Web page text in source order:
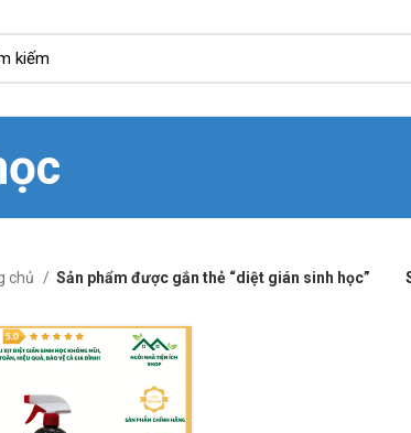
chủ Sản phẩm được gắn thẻ “diệt gián sinh học”